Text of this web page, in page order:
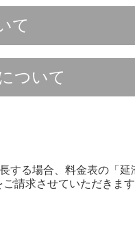
て
ついて
する場合、料金表の「
請求させていただきま